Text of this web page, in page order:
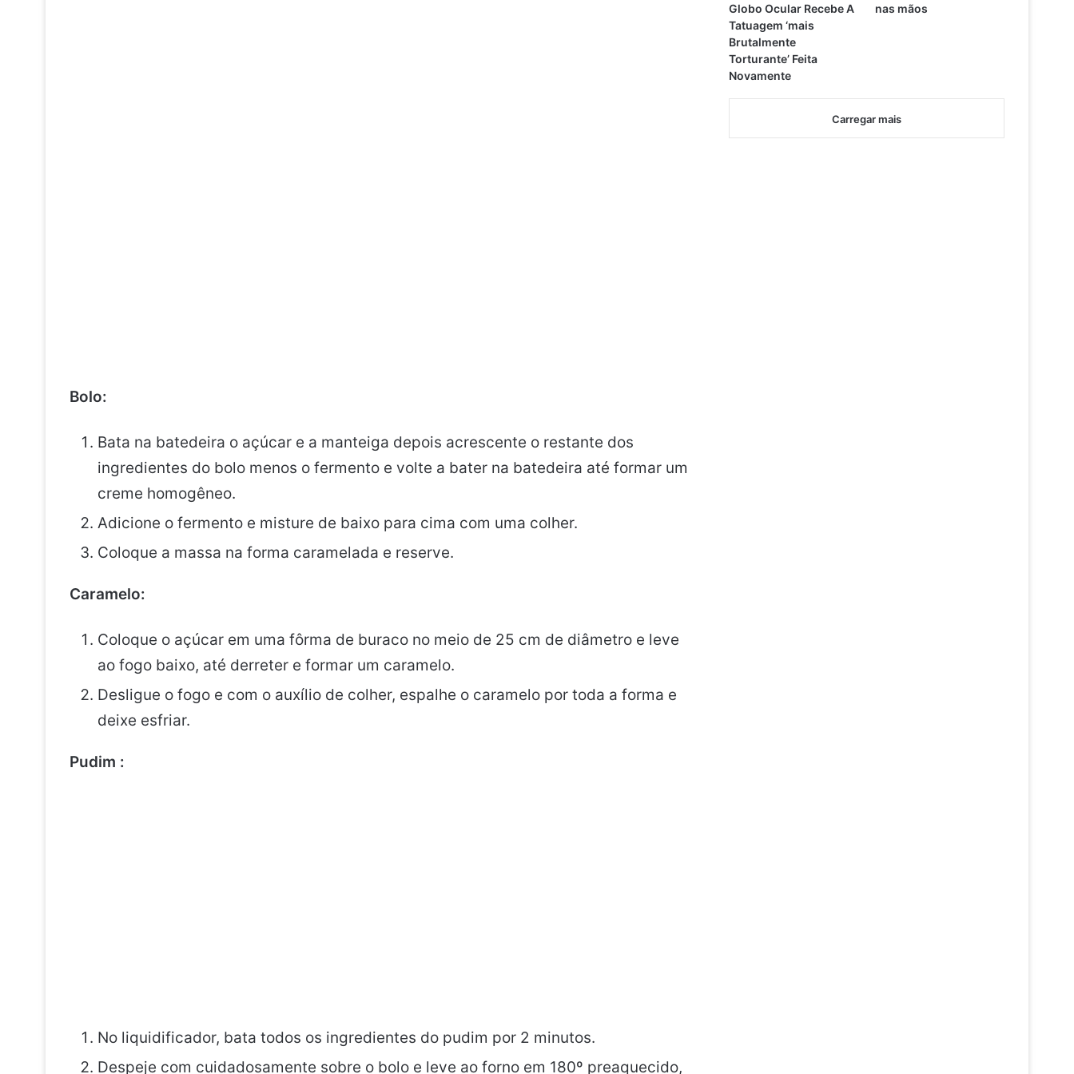
Bolo:
Bata na batedeira o açúcar e a manteiga depois acrescente o restante dos
ingredientes do bolo menos o fermento e volte a bater na batedeira até formar um
creme homogêneo.
Adicione o fermento e misture de baixo para cima com uma colher.
Coloque a massa na forma caramelada e reserve.
Caramelo:
Coloque o açúcar em uma fôrma de buraco no meio de 25 cm de diâmetro e leve
ao fogo baixo, até derreter e formar um caramelo.
Desligue o fogo e com o auxílio de colher, espalhe o caramelo por toda a forma e
deixe esfriar.
Pudim :
No liquidificador, bata todos os ingredientes do pudim por 2 minutos.
Despeje com cuidadosamente sobre o bolo e leve ao forno em 180º preaquecido,
Globo Ocular Recebe A
Tatuagem ‘mais
Brutalmente
Torturante’ Feita
Novamente
nas mãos
Carregar mais